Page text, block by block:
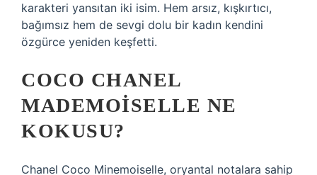
karakteri yansıtan iki isim. Hem arsız, kışkırtıcı,
bağımsız hem de sevgi dolu bir kadın kendini
özgürce yeniden keşfetti.
COCO CHANEL
MADEMOISELLE NE
KOKUSU?
Chanel Coco Minemoiselle, oryantal notalara sahip